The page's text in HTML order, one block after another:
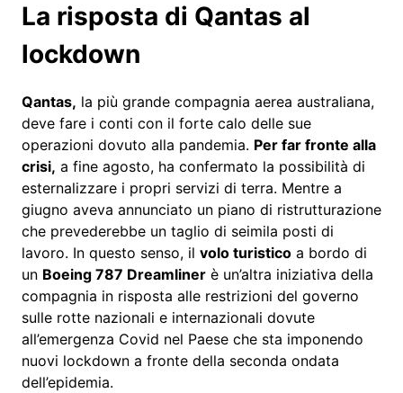
La risposta di Qantas al
lockdown
Qantas, la più grande compagnia aerea australiana,
deve fare i conti con il forte calo delle sue
operazioni dovuto alla pandemia. Per far fronte alla
crisi, a fine agosto, ha confermato la possibilità di
esternalizzare i propri servizi di terra. Mentre a
giugno aveva annunciato un piano di ristrutturazione
che prevederebbe un taglio di seimila posti di
lavoro. In questo senso, il volo turisticoa bordo di
un Boeing 787 Dreamlinerè un’altra iniziativa della
compagnia in risposta alle restrizioni del governo
sulle rotte nazionali e internazionali dovute
all’emergenza Covid nel Paese che sta imponendo
nuovi lockdown a fronte della seconda ondata
dell’epidemia.